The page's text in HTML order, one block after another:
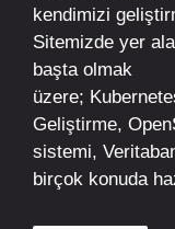
kendimizi
Sitemizde yer
başta olmak
üzere;
Geliştirme,
sistemi,
birçok konuda